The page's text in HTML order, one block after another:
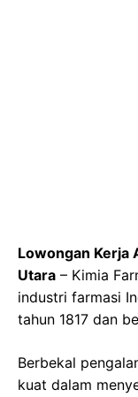
Lowongan Kerja
Utara – Kimia
industri farmasi
tahun 1817 dan
Berbekal
kuat dalam